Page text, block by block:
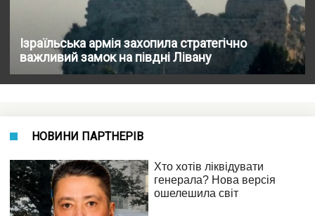
Ізраїльська армія захопила стратегічно
важливий замок на півдні Лівану
НОВИНИ ПАРТНЕРІВ